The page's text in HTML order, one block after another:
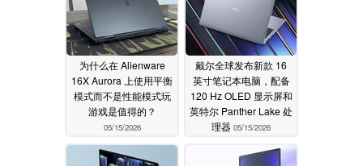
为什么在 Alienware
16X Aurora 上使用平衡
模式而不是性能模式玩
游戏是值得的？
05/15/2026
戴尔全球发布新款 16
英寸笔记本电脑，配备
120 Hz OLED 显示屏和
英特尔 Panther Lake 处
理器 05/15/2026